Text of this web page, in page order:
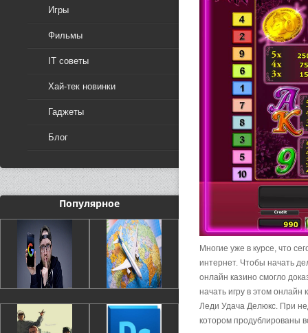
Игры
Фильмы
IT советы
Хай-тек новинки
Гаджеты
Блог
Популярное
Многие уже в курсе, что
интернет. Чтобы начать
онлайн казино смогло
начать игру в этом
Леди Удача Делюкс. При
котором продублированы